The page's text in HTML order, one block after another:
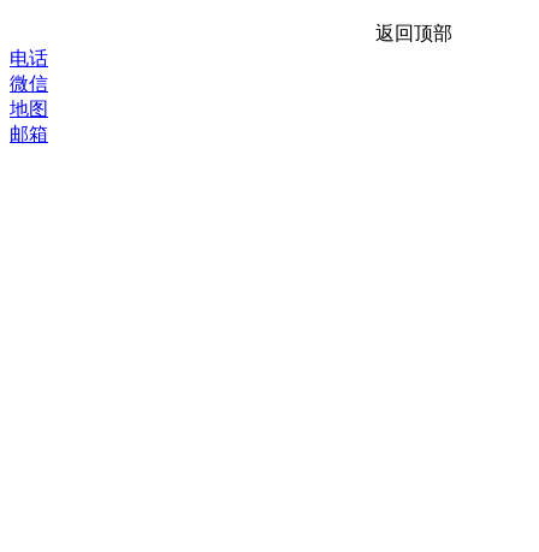
返回顶部
电话
微信
地图
邮箱